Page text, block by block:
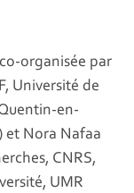
organisée par
Université de
en-
et Nora Nafaa
CNRS,
UMR